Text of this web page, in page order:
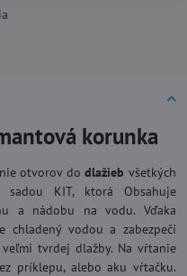
korunka
otvorov dodlažieb všetkých
KIT, ktorá Obsahuje
a nádobu na vodu. Vďaka
vodou a zabezpečí
tvrdej dlažby. Na vŕtanie
príklepu, alebo aku vŕtačku.